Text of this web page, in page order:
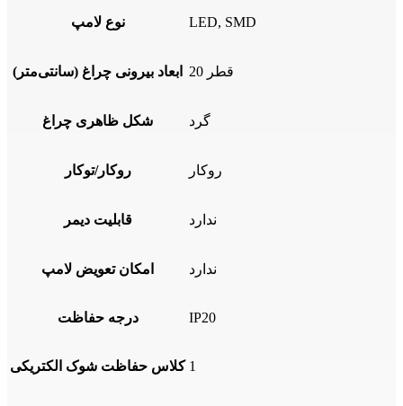
نوع لامپ LED, SMD
ابعاد بیرونی چراغ (سانتی‌متر) قطر 20
شکل ظاهری چراغ گرد
روکار/توکار روکار
قابلیت دیمر ندارد
امکان تعویض لامپ ندارد
درجه حفاظت IP20
کلاس حفاظت شوک الکتریکی 1